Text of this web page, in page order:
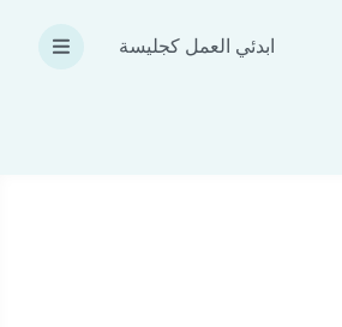
ابدئي العمل كجليسة